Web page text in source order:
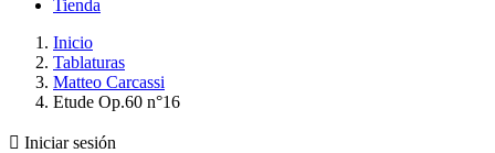
Tienda
Inicio
Tablaturas
Matteo Carcassi
Etude Op.60 n°16
 Iniciar sesión